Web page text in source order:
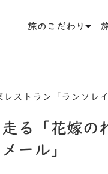
旅のこだわり
ストラン「ランソレ
る「花嫁の
ール」